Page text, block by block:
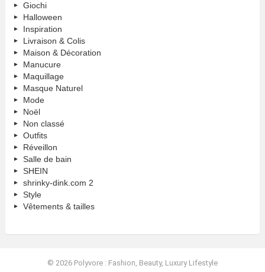
Giochi
Halloween
Inspiration
Livraison & Colis
Maison & Décoration
Manucure
Maquillage
Masque Naturel
Mode
Noël
Non classé
Outfits
Réveillon
Salle de bain
SHEIN
shrinky-dink.com 2
Style
Vêtements & tailles
© 2026 Polyvore : Fashion, Beauty, Luxury Lifestyle